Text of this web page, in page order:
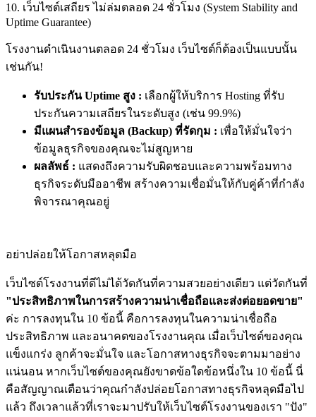
10. เว็บไซต์เสถียร ไม่ล่มตลอด 24 ชั่วโมง (System Stability and
Uptime Guarantee)
โรงงานดำเนินงานตลอด 24 ชั่วโมง เว็บไซต์ก็ต้องเป็นแบบนั้น
เช่นกัน!
รับประกัน Uptime สูง : เลือกผู้ให้บริการ Hosting ที่รับ
ประกันความเสถียรในระดับสูง (เช่น 99.9%)
มีแผนสำรองข้อมูล (Backup) ที่รัดกุม : เพื่อให้มั่นใจว่า
ข้อมูลธุรกิจของคุณจะไม่สูญหาย
ผลลัพธ์ : แสดงถึงความรับผิดชอบและความพร้อมทาง
ธุรกิจระดับมืออาชีพ สร้างความเชื่อมั่นให้กับคู่ค้าที่กำลัง
พิจารณาคุณอยู่
อย่าปล่อยให้โอกาสหลุดมือ
เว็บไซต์โรงงานที่ดีไม่ได้วัดกันที่ความสวยอย่างเดียว แต่วัดกันที่
"ประสิทธิภาพในการสร้างความน่าเชื่อถือและส่งต่อยอดขาย"
ค่ะ การลงทุนใน 10 ข้อนี้ คือการลงทุนในความน่าเชื่อถือ
ประสิทธิภาพ และอนาคตของโรงงานคุณ เมื่อเว็บไซต์ของคุณ
แข็งแกร่ง ลูกค้าจะมั่นใจ และโอกาสทางธุรกิจจะตามมาอย่าง
แน่นอน หากเว็บไซต์ของคุณยังขาดข้อใดข้อหนึ่งใน 10 ข้อนี้ นี่
คือสัญญาณเตือนว่าคุณกำลังปล่อยโอกาสทางธุรกิจหลุดมือไป
แล้ว ถึงเวลาแล้วที่เราจะมาปรับให้เว็บไซต์โรงงานของเรา "ปัง"